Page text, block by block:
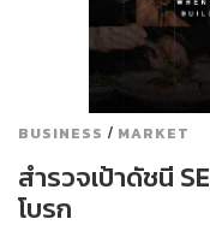
BUSINESS / MARKET
สำรวจเป้าดัชนี
โบรก